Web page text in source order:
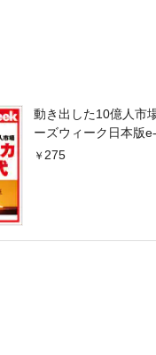
動き出した10億人市
ーズウィーク日本版
275